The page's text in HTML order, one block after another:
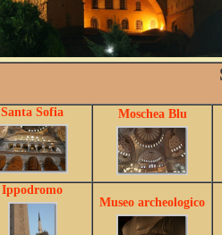
Santa Sofia Moschea Blu
Ippodromo
Museo archeologico